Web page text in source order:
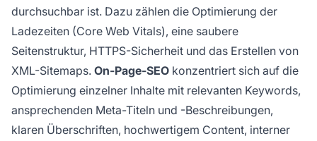
durchsuchbar ist. Dazu zählen die Optimierung der
Ladezeiten (Core Web Vitals), eine saubere
Seitenstruktur, HTTPS-Sicherheit und das Erstellen von
XML-Sitemaps. On-Page-SEO konzentriert sich auf die
Optimierung einzelner Inhalte mit relevanten Keywords,
ansprechenden Meta-Titeln und -Beschreibungen,
klaren Überschriften, hochwertigem Content, interner